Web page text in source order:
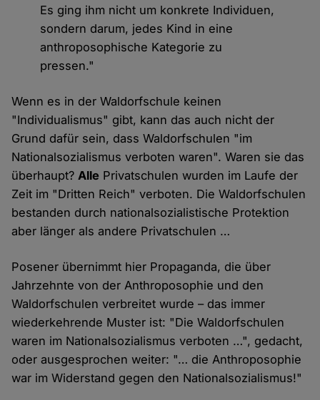
Es ging ihm nicht um konkrete Individuen,
sondern darum, jedes Kind in eine
anthroposophische Kategorie zu
pressen."
Wenn es in der Waldorfschule keinen
"Individualismus" gibt, kann das auch nicht der
Grund dafür sein, dass Waldorfschulen "im
Nationalsozialismus verboten waren". Waren sie das
überhaupt?Alle Privatschulen wurden im Laufe der
Zeit im "Dritten Reich" verboten. Die Waldorfschulen
bestanden durch nationalsozialistische Protektion
aber länger als andere Privatschulen …
Posener übernimmt hier Propaganda, die über
Jahrzehnte von der Anthroposophie und den
Waldorfschulen verbreitet wurde – das immer
wiederkehrende Muster ist: "Die Waldorfschulen
waren im Nationalsozialismus verboten …", gedacht,
oder ausgesprochen weiter: "… die Anthroposophie
war im Widerstand gegen den Nationalsozialismus!"